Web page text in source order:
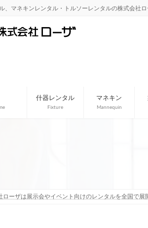
、マネキンレンタル・トルソーレンタルの株式会社ロ
什器レンタル
Fixture
マネキン
Mannequin
ローザは展示会やイベント向けのレンタルを全国で展